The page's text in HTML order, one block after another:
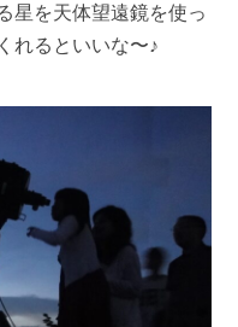
星を天体望遠鏡を使っ
れるといいな〜♪